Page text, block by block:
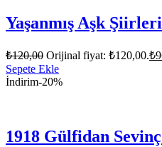
Yaşanmış Aşk
₺120,00 Orijinal fiyat: ₺120,00.₺
Sepete Ekle
İndirim-20%
1918 Gülfidan